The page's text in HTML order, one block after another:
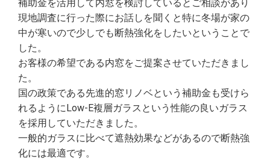
補助金を活用して内窓を検討しているとご相談があり
現地調査に行った際にお話しを聞くと特に冬場が家の
中が寒いので少しでも断熱強化をしたいということで
した。
お客様の希望である内窓をご提案させていただきまし
た。
国の政策である先進的窓リノベという補助金も受けら
れるようにLow-E複層ガラスという性能の良いガラス
を採用していただきました。
一般的ガラスに比べて遮熱効果などがあるので断熱強
化には最適です。